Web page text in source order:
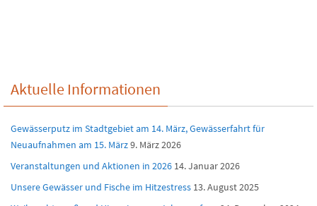
Aktuelle Informationen
Gewässerputz im Stadtgebiet am 14. März, Gewässerfahrt für
Neuaufnahmen am 15. März9. März 2026
Veranstaltungen und Aktionen in 2026 14. Januar 2026
Unsere Gewässer und Fische im Hitzestress 13. August 2025